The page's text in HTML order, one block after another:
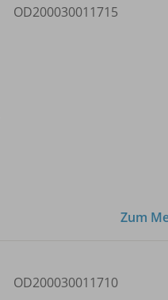
OD200030011715
Zum
OD200030011710